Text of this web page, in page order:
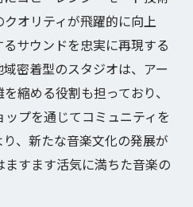
おけるコヒーレンシーモ
果たす重要な役割
音楽の波
ードが生む地元音楽の活
術の最前線
地域コミュニティ
オリティが飛躍的に向上
サウンドを忠実に再現する
密着型のスタジオは、アー
縮める役割も担っており、
プを通じてコミュニティを
、新たな音楽文化の発展が
すます活気に満ちた音楽の